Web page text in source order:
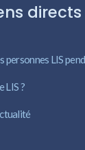
personnes LIS
LIS ?